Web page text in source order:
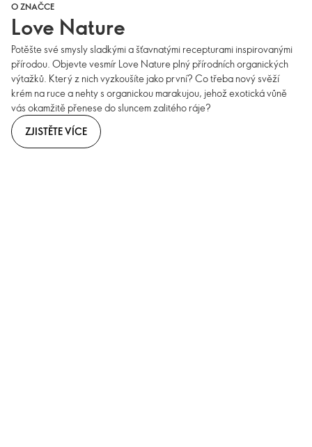
O ZNAČCE
Love Nature
Potěšte své smysly sladkými a šťavnatými recepturami inspirovanými
přírodou. Objevte vesmír Love Nature plný přírodních organických
výtažků. Který z nich vyzkoušíte jako první? Co třeba nový svěží
krém na ruce a nehty s organickou marakujou, jehož exotická vůně
vás okamžitě přenese do sluncem zalitého ráje?
ZJISTĚTE VÍCE